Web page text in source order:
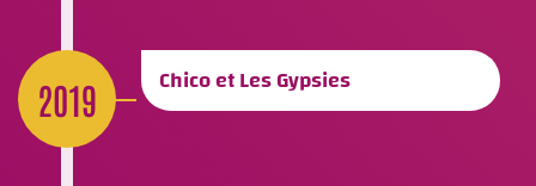
2019 Chico et Les Gypsies